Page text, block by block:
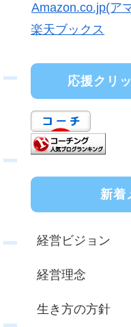
Amazon.co.jp(ア
楽天ブックス
応援クリ
新着
経営ビジョン
経営理念
生き方の方針